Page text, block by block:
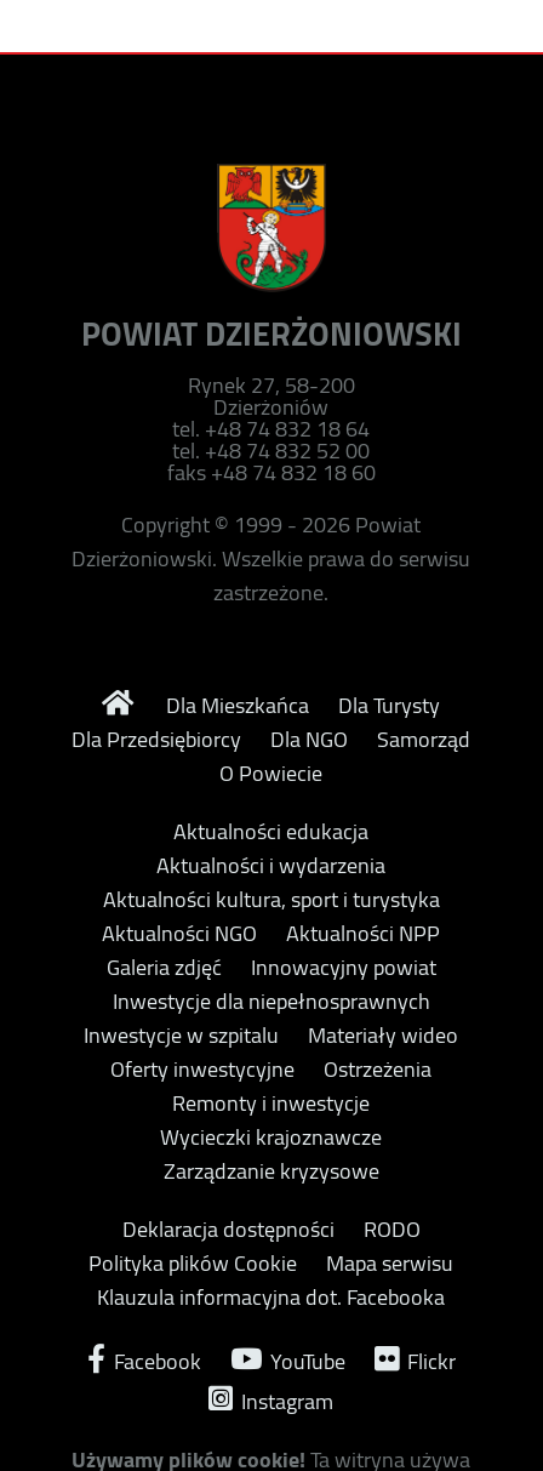
POWIAT DZIERŻONIOWSKI
Rynek 27, 58-200
Dzierżoniów
tel. +48 74 832 18 64
tel. +48 74 832 52 00
faks +48 74 832 18 60
Copyright © 1999 - 2026 Powiat
Dzierżoniowski. Wszelkie prawa do serwisu
zastrzeżone.
Dla Mieszkańca
Dla Turysty
Dla Przedsiębiorcy
Dla NGO
Samorząd
O Powiecie
Aktualności edukacja
Aktualności i wydarzenia
Aktualności kultura, sport i turystyka
Aktualności NGO
Aktualności NPP
Galeria zdjęć
Innowacyjny powiat
Inwestycje dla niepełnosprawnych
Inwestycje w szpitalu
Materiały wideo
Oferty inwestycyjne
Ostrzeżenia
Remonty i inwestycje
Wycieczki krajoznawcze
Zarządzanie kryzysowe
Deklaracja dostępności
RODO
Polityka plików Cookie
Mapa serwisu
Klauzula informacyjna dot. Facebooka
Facebook
YouTube
Flickr
Instagram
Używamy plików cookie!Ta witryna używa